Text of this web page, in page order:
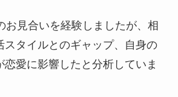
お見合いを経験しましたが、相
スタイルとのギャップ、自身の
恋愛に影響したと分析していま